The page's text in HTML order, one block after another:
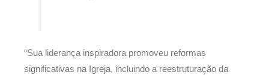
“Sua liderança inspiradora promoveu reformas
significativas na Igreja, incluindo a reestruturação da